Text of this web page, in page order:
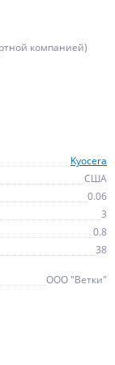
компанией)
Kyocera
США
0.06
3
0.8
38
ООО "Ветки"